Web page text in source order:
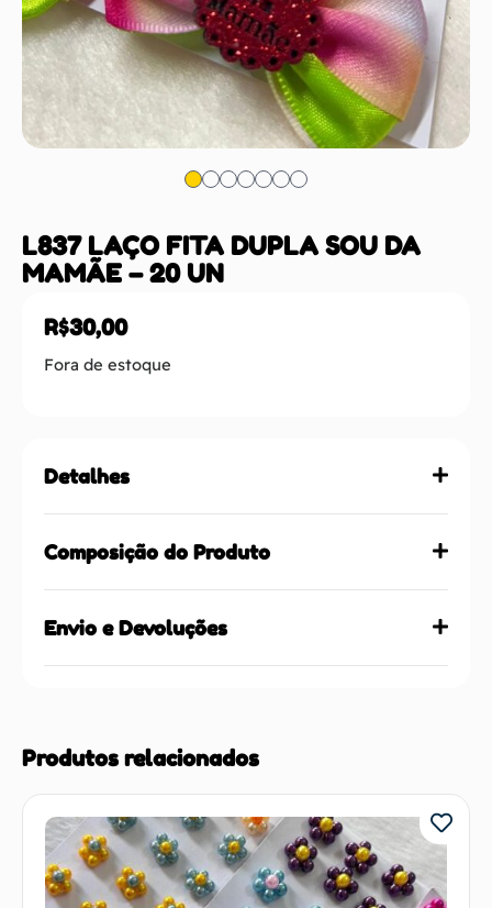
L837 LAÇO FITA DUPLA SOU DA
MAMÃE – 20 UN
R$30,00
Fora de estoque
Detalhes
Composição do Produto
Envio e Devoluções
Produtos relacionados